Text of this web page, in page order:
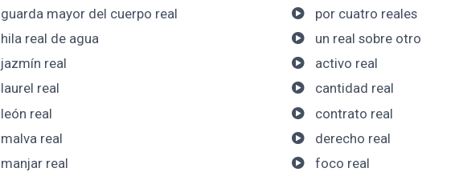
guarda mayor del cuerpo real
hila real de agua
jazmín real
laurel real
león real
malva real
manjar real
por cuatro reales
un real sobre otro
activo real
cantidad real
contrato real
derecho real
foco real